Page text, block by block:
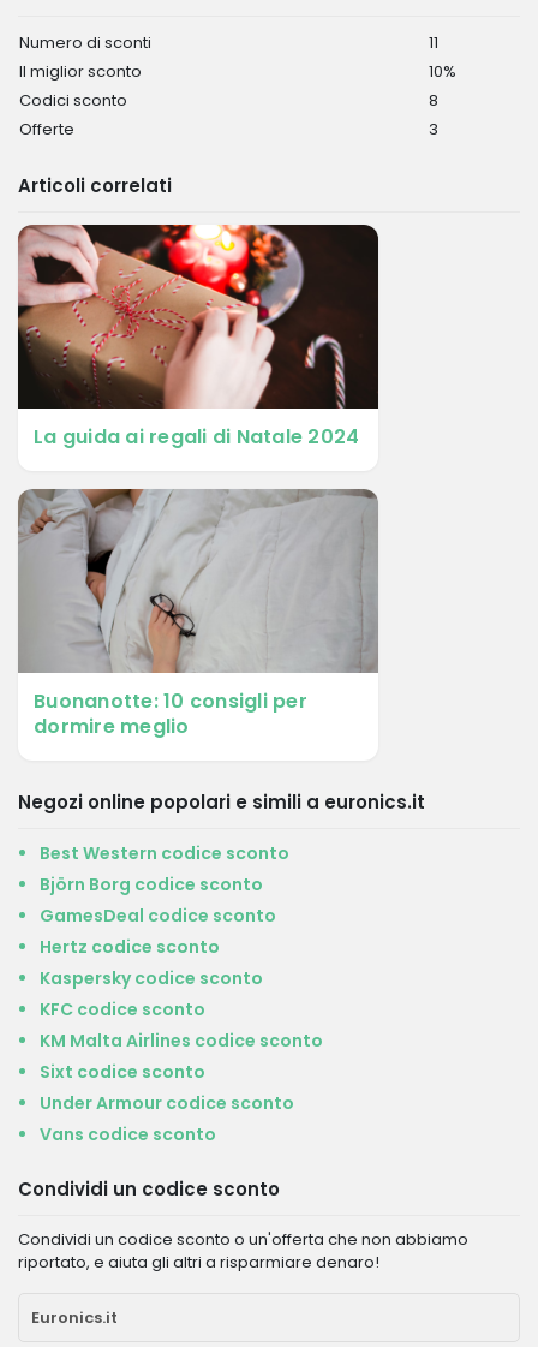
Numero di sconti
11
Il miglior sconto
10%
Codici sconto
8
Offerte
3
Articoli correlati
La guida ai regali di Natale 2024
Buonanotte: 10 consigli per
dormire meglio
Negozi online popolari e simili a euronics.it
Best Western codice sconto
Björn Borg codice sconto
GamesDeal codice sconto
Hertz codice sconto
Kaspersky codice sconto
KFC codice sconto
KM Malta Airlines codice sconto
Sixt codice sconto
Under Armour codice sconto
Vans codice sconto
Condividi un codice sconto
Condividi un codice sconto o un'offerta che non abbiamo
riportato, e aiuta gli altri a risparmiare denaro!